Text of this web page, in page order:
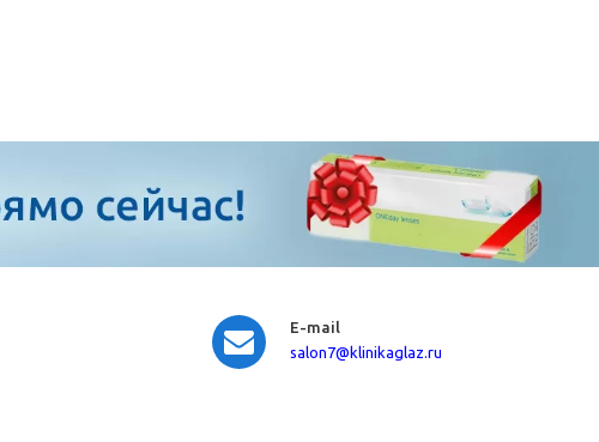
E-mail
salon7@klinikaglaz.ru